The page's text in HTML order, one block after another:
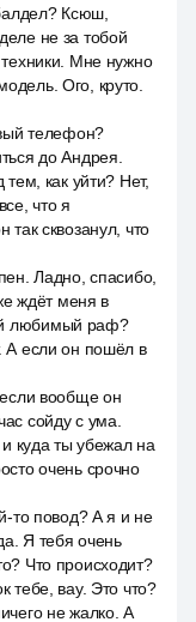
Ксюш,
не за тобой
Мне нужно
Ого, круто.
телефон?
до Андрея.
как уйти? Нет,
что я
сквозанул, что
Ладно, спасибо,
ждёт меня в
любимый раф?
А если он пошёл в
вообще он
сойду с ума.
куда ты убежал на
очень срочно
то повод? А я и не
Я тебя очень
Что происходит?
тебе, вау. Это что?
не жалко. А